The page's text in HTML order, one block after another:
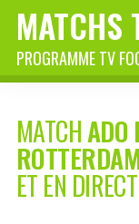
MATCHS
PROGRAMME TV
MATCHADO
ROTTERDAM
ET EN